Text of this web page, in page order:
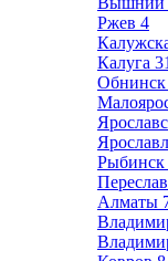
Ржев 4
Калуга 31
Обнинск
Рыбинск
Алматы